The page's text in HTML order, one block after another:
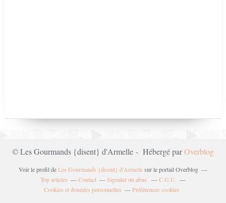
© Les Gourmands {disent} d'Armelle - Hébergé parOverblog
Voir le profil deLes Gourmands {disent} d'Armellesur le portail Overblog
Top articles
Contact Signaler un abus
C.G.U.
Cookies et données personnelles
Préférences cookies